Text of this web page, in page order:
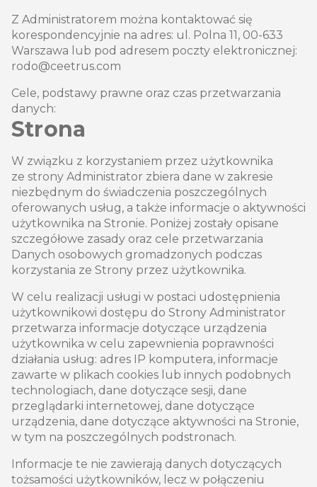
Z Administratorem można kontaktować się
korespondencyjnie na adres: ul. Polna 11, 00-633
Warszawa lub pod adresem poczty elektronicznej:
rodo@ceetrus.com
Cele, podstawy prawne oraz czas przetwarzania
danych:
Strona
W związku z korzystaniem przez użytkownika
ze strony Administrator zbiera dane w zakresie
niezbędnym do świadczenia poszczególnych
oferowanych usług, a także informacje o aktywności
użytkownika na Stronie. Poniżej zostały opisane
szczegółowe zasady oraz cele przetwarzania
Danych osobowych gromadzonych podczas
korzystania ze Strony przez użytkownika.
W celu realizacji usługi w postaci udostępnienia
użytkownikowi dostępu do Strony Administrator
przetwarza informacje dotyczące urządzenia
użytkownika w celu zapewnienia poprawności
działania usług: adres IP komputera, informacje
zawarte w plikach cookies lub innych podobnych
technologiach, dane dotyczące sesji, dane
przeglądarki internetowej, dane dotyczące
urządzenia, dane dotyczące aktywności na Stronie,
w tym na poszczególnych podstronach.
Informacje te nie zawierają danych dotyczących
tożsamości użytkowników, lecz w połączeniu